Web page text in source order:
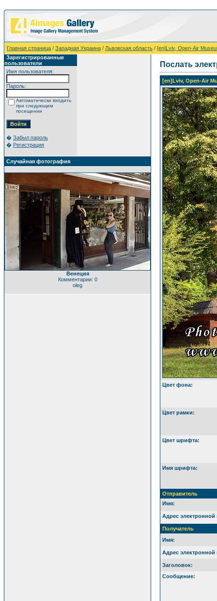
Главная страница / Западная Украина / Львовская область / [en]Lviv, Open-Air
Зарегистрированные
пользователи
Имя пользователя:
Пароль:
Автоматически входить
при следующем
посещении
� Забыл пароль
� Регистрация
Случайная фотография
Венеция
Комментарии: 0
oleg
Послать
[en]Lviv, Open-Air
Цвет фона:
Цвет рамки:
Цвет шрифта:
Имя шрифта:
Отправитель
Имя:
Адрес электронной
Получатель
Имя:
Адрес электронной
Заголовок:
Сообщение: